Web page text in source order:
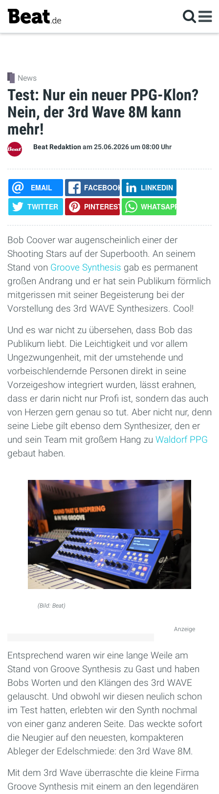
News
Test: Nur ein neuer PPG-Klon?
Nein, der 3rd Wave 8M kann
mehr!
Beat Redaktionam 25.06.2026um 08:00 Uhr
EMAIL FACEBOOK
LINKEDIN
TWITTER
PINTEREST WHATSAPP
Bob Coover war augenscheinlich einer der
Shooting Stars auf der Superbooth. An seinem
Stand von Groove Synthesis gab es permanent
großen Andrang und er hat sein Publikum förmlich
mitgerissen mit seiner Begeisterung bei der
Vorstellung des 3rd WAVE Synthesizers. Cool!
Und es war nicht zu übersehen, dass Bob das
Publikum liebt. Die Leichtigkeit und vor allem
Ungezwungenheit, mit der umstehende und
vorbeischlendernde Personen direkt in seine
Vorzeigeshow integriert wurden, lässt erahnen,
dass er darin nicht nur Profi ist, sondern das auch
von Herzen gern genau so tut. Aber nicht nur, denn
seine Liebe gilt ebenso dem Synthesizer, den er
und sein Team mit großem Hang zu Waldorf PPG
gebaut haben.
(Bild: Beat)
Anzeige
Entsprechend waren wir eine lange Weile am
Stand von Groove Synthesis zu Gast und haben
Bobs Worten und den Klängen des 3rd WAVE
gelauscht. Und obwohl wir diesen neulich schon
im Test hatten, erlebten wir den Synth nochmal
von einer ganz anderen Seite. Das weckte sofort
die Neugier auf den neuesten, kompakteren
Ableger der Edelschmiede: den 3rd Wave 8M.
Mit dem 3rd Wave überraschte die kleine Firma
Groove Synthesis mit einem an den legendären